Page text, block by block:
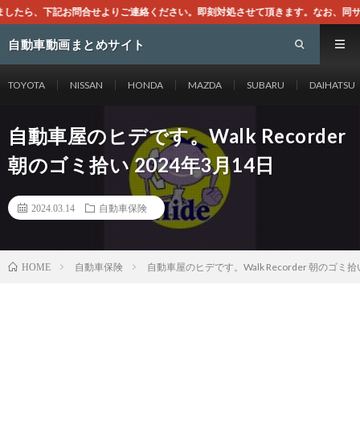
連絡ください。即刻対処させて頂きます。なお、同サイトはGoogleアドセン
自動車動画まとめサイト
TOYOTA NISSAN HONDA MAZDA SUBARU DAIHATSU
自動車屋のヒデです。Walk Recorder
朝のゴミ拾い 2024年3月14日
2024.03.14 自動車保険
HOME 自動車保険 自動車屋のヒデです。Walk Recorder 朝のゴミ